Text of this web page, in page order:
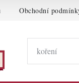
Obchodní